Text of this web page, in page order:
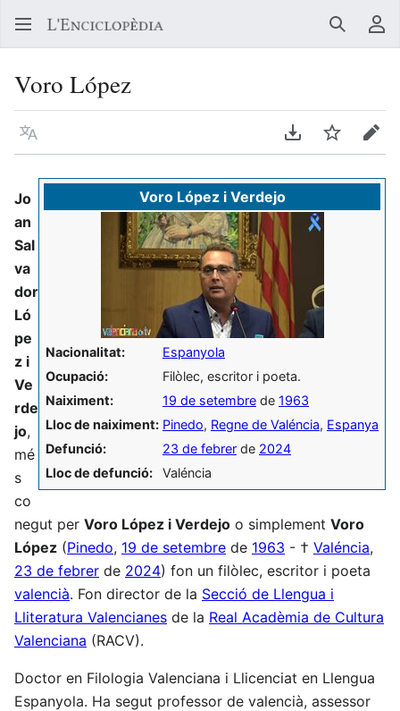
Buscar
Voro López
Llegir en un atre idioma Descarregar en
Vigilar
Voro López i Verdejo
Nacionalitat:
Espanyola
Ocupació:
Filòlec, escritor i poeta.
Naiximent:
19 de setembre de 1963
Lloc de naiximent: Pinedo, Regne de Valéncia, Espanya
Defunció:
23 de febrer de 2024
Lloc de defunció:
Valéncia
Jo
an
Sal
va
dor
Ló
pe
z i
Ve
rde
jo,
mé
s
co
negut per Voro López i Verdejo o simplement Voro
López (Pinedo, 19 de setembre de 1963 - † Valéncia,
23 de febrer de 2024) fon un filòlec, escritor i poeta
valencià. Fon director de la Secció de Llengua i
Lliteratura Valencianes de la Real Acadèmia de Cultura
Valenciana (RACV).
Doctor en Filologia Valenciana i Llicenciat en Llengua
Espanyola. Ha segut professor de valencià, assessor